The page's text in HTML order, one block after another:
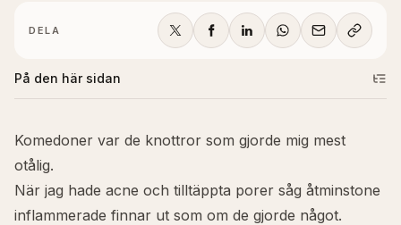
DELA
På den här sidan
Komedoner var de knottror som gjorde mig mest
otålig.
När jag hade acne och tilltäppta porer såg åtminstone
inflammerade finnar ut som om de gjorde något.